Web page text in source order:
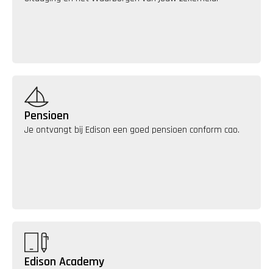
Pensioen
Je ontvangt bij Edison een goed pensioen conform cao.
Edison Academy